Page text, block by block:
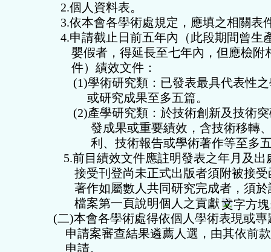
2.個人資料表。
3.依本會各學術處規定，應填之相關表
4.申請截止日前五年內（此段期間曾生
嬰假者，得延長至七年內，但應檢附
件）績效文件：
(1)學術研究類：已發表最具代表性
或研究成果至多五篇。
(2)產學研究類：於技術創新及技術
發成果或重要績效，含技術移轉
利、技術報告或學術著作等至多
5.前目績效文件應註明發表之年月及出
接受刊登尚未正式出版者須附被接受
著作如屬數人共同研究完成者，須於
檔案第一頁說明個人之貢獻
(二)本會各學術處得依個人學術表現或
申請案審查結果遴薦人選，由其依前
申請。